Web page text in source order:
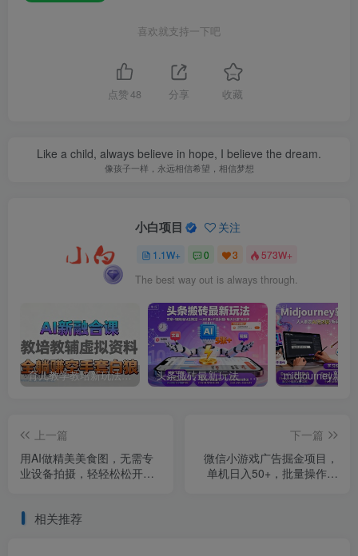
喜欢就支持一下吧
点赞 48 分享 收藏
Like a child, always believe in hope, I believe the dream.
像孩子一样，永远相信希望，相信梦想
小白项目 关注
1.1W+ 0 3 573W+
The best way out is always through.
育儿教学教培新玩法，AI生成教学视频，市场大，操作简单，变现天花板非常高 头条搬砖最新玩法，文章+视频用AI全搞定，一天5张+不是问题，每天只需10分钟
上一篇
用AI做精美美食图，无需专
业设备拍摄，轻轻松松开启
下一篇
微信小游戏广告掘金项目，
单机日入50+，批量操作日
相关推荐